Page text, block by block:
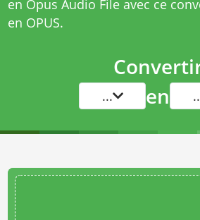
en Opus Audio File avec ce
en OPUS.
... en